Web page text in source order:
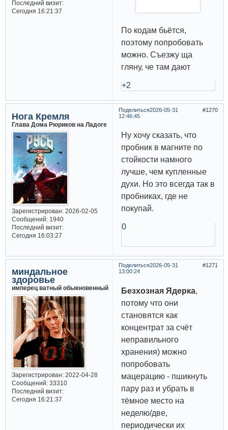
Последний визит:
Сегодня 16:21:37
По кодам бьётся,
поэтому попробовать
можно. Съезжу ща
гляну, че там дают
+2
Поделиться 1270
2026-05-31
12:46:45
Нога Кремля
Глава Дома Рюриков на Ладоге
Зарегистрирован: 2026-02-05
Сообщений:1940
Последний визит:
Сегодня 16:03:27
Ну хочу сказать, что
пробник в магните по
стойкости намного
лучше, чем купленные
духи. Но это всегда так в
пробниках, где не
покупай.
0
Поделиться 1271
2026-05-31
13:00:24
миндальное
здоровье
имперец ватный обыкновенный
Зарегистрирован: 2022-04-28
Сообщений:33310
Последний визит:
Сегодня 16:21:37
Безхозная Ядерка,
потому что они
становятся как
концентрат за счёт
неправильного
хранения) можно
попробовать
мацерацию - пшикнуть
пару раз и убрать в
тёмное место на
неделю/две,
периодически их